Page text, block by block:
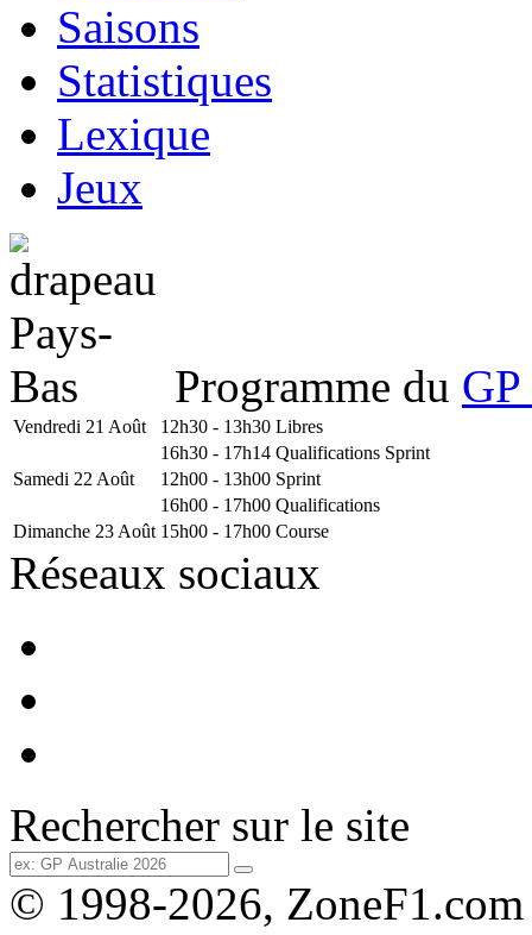
Saisons
Statistiques
Lexique
Jeux
Programme du
Vendredi 21 Août 12h30 - 13h30 Libres
16h30 - 17h14 Qualifications Sprint
Samedi 22 Août
12h00 - 13h00 Sprint
16h00 - 17h00 Qualifications
Dimanche 23 Août 15h00 - 17h00 Course
Réseaux sociaux
Rechercher sur le site
© 1998-2026, ZoneF1.com